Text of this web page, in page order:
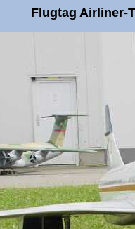
Flugtag Airliner-